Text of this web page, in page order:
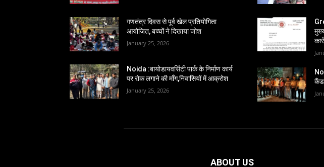
गणतंत्र दिवस से पूर्व खेल प्रतियोगिता
आयोजित, बच्चों ने दिखाया जोश
January 25, 2026
Noida :बायोडायवर्सिटी पार्क के निर्माण कार्य
पर रोक लगाने की माँग,निवासियों में आक्रोश
January 25, 2026
ABOUT US